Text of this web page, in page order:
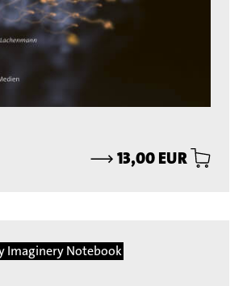
⟶13,00 EUR
Imaginery Notebook